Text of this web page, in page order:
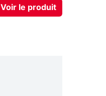
Voir le produit